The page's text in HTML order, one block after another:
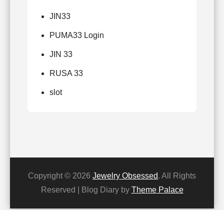
JIN33
PUMA33 Login
JIN 33
RUSA 33
slot
Copyright © 2026 Jewelry Obsessed. All Rights
Reserved | Blog Diary by Theme Palace